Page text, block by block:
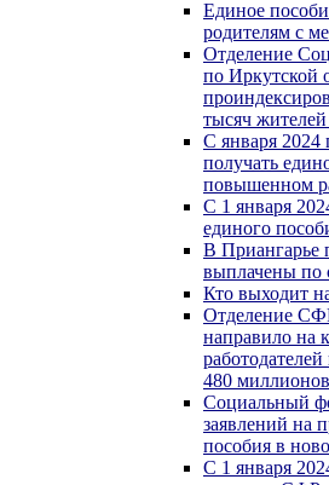
Единое
родителям с
Отделение
по Иркутской
тысяч жителей
С января 2024
получать
повышенном
С 1 января
единого
В Приангарье
выплачены по
Кто выходит
Отделение
направило на
480
Социальный
заявлений на
пособия в
С 1 января